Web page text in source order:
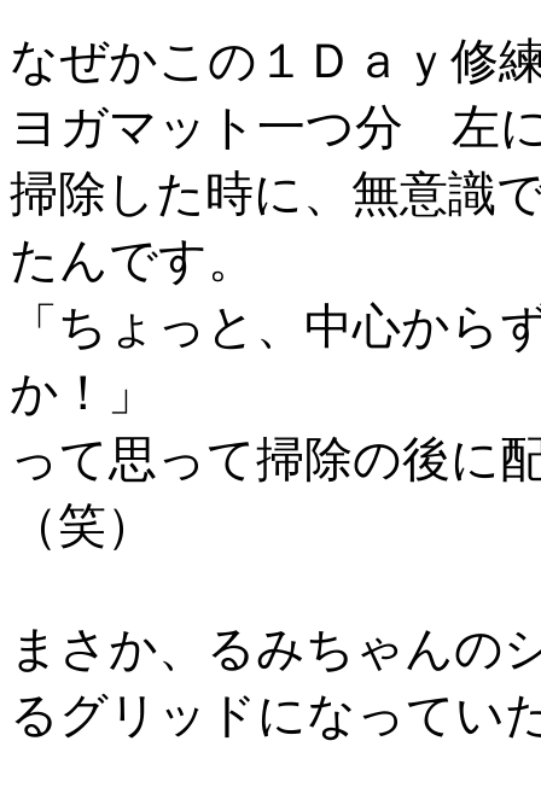
なぜかこの１Ｄａｙ修
ヨガマット一つ分 左
掃除した時に、無意識
たんです。
「ちょっと、中心から
か！」
って思って掃除の後に
（笑）
まさか、るみちゃんの
るグリッドになってい